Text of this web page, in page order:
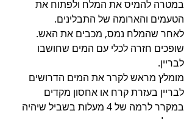
במטרה להמיס את המלח ולפתוח את
הטעמים והארומה של התבלינים.
לאחר שהמלח נמס, מכבים את האש.
שופכים חזרה לכלי עם המים שחושבו
לבריין.
מומלץ מראש לקרר את המים הדרושים
לבריין בעזרת קרח או אחסון מקדים
במקרר לרמה של 4 מעלות בשביל שיהיה